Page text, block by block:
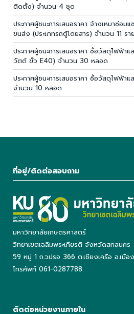
ติดตั้ง) จำนวน 4 ชุด
ประกาศผู้ชนะการเสนอราคา จ้างเหมาซ่อม
ขนส่ง (ประเภทรถตู้โดยสาร) จำนวน 11 รา
ประกาศผู้ชนะการเสนอราคา ซื้อวัสดุไฟฟ้
วัตต์ ขั้ว E40) จำนวน 30 หลอด
ประกาศผู้ชนะการเสนอราคา ซื้อวัสดุไฟฟ้
จำนวน 10 หลอด
ที่อยู่/ติดต่อสอบถาม
มหาวิทยาลัยเกษตรศาสตร์
วิทยาเขตเฉลิมพระเกียรติ จังหวัดสกลนคร
59 หมู่ 1 ถ.วปรอ 366 ต.เชียงเครือ อ.เมื
โทรศัพท์ 061-0287788
ติดต่อหน่วยงานภายใน